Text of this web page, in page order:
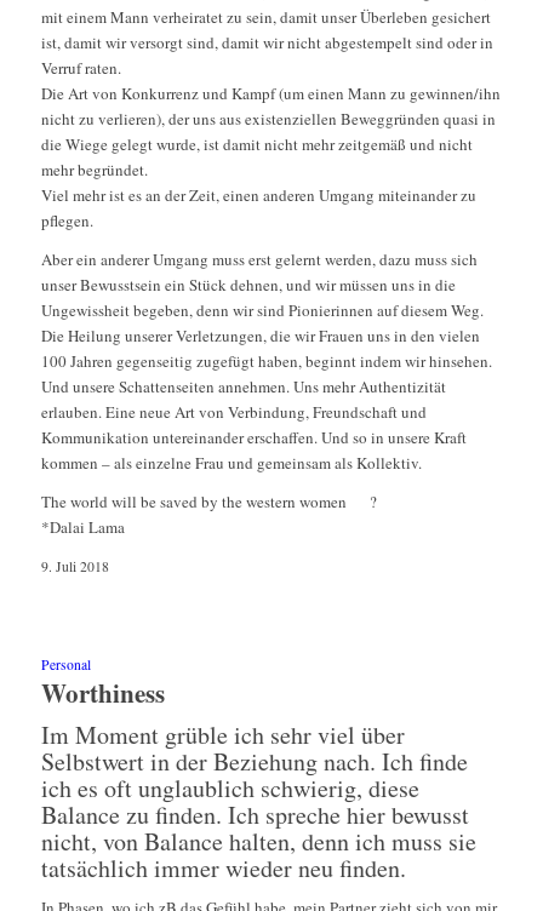
mit einem Mann verheiratet zu sein, damit unser Überleben gesichert
ist, damit wir versorgt sind, damit wir nicht abgestempelt sind oder in
Verruf raten.
Die Art von Konkurrenz und Kampf (um einen Mann zu gewinnen/ihn
nicht zu verlieren), der uns aus existenziellen Beweggründen quasi in
die Wiege gelegt wurde, ist damit nicht mehr zeitgemäß und nicht
mehr begründet.
Viel mehr ist es an der Zeit, einen anderen Umgang miteinander zu
pflegen.
Aber ein anderer Umgang muss erst gelernt werden, dazu muss sich
unser Bewusstsein ein Stück dehnen, und wir müssen uns in die
Ungewissheit begeben, denn wir sind Pionierinnen auf diesem Weg.
Die Heilung unserer Verletzungen, die wir Frauen uns in den vielen
100 Jahren gegenseitig zugefügt haben, beginnt indem wir hinsehen.
Und unsere Schattenseiten annehmen. Uns mehr Authentizität
erlauben. Eine neue Art von Verbindung, Freundschaft und
Kommunikation untereinander erschaffen. Und so in unsere Kraft
kommen – als einzelne Frau und gemeinsam als Kollektiv.
The world will be saved by the western women
?
*Dalai Lama
9. Juli 2018
Personal
Worthiness
Im Moment grüble ich sehr viel über
Selbstwert in der Beziehung nach. Ich finde
ich es oft unglaublich schwierig, diese
Balance zu finden. Ich spreche hier bewusst
nicht, von Balance halten, denn ich muss sie
tatsächlich immer wieder neu finden.